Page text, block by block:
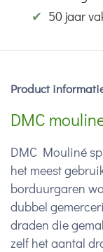
✔ 50 jaar
Product
DMC
DMC Mouliné
het meest
borduurgaren
dubbel
draden die
zelf het aantal